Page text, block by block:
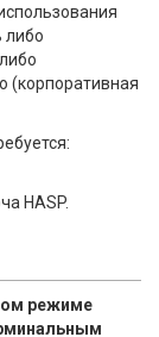
либо
(корпоративная
HASP.
режиме